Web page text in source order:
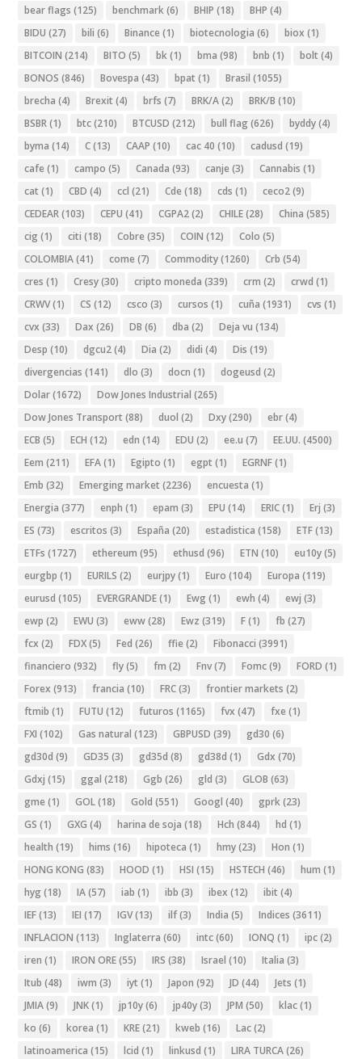
bear flags (125) benchmark(6) BHIP (18) BHP (4)
BIDU (27) bili (6) Binance (1) biotecnologia (6) biox (1)
BITCOIN (214) BITO (5) bk(1) bma (98) bnb (1) bolt (4)
BONOS (846) Bovespa (43) bpat (1) Brasil (1055)
brecha (4) Brexit (4) brfs (7) BRK/A(2) BRK/B (10)
BSBR(1) btc(210) BTCUSD (212) bull flag (626) byddy(4)
byma (14) C(13) CAAP (10) cac 40 (10) cadusd (19)
cafe (1) campo (5) Canada (93) canje (3) Cannabis (1)
cat (1) CBD (4) ccl (21) Cde (18) cds (1) ceco2(9)
CEDEAR(103) CEPU (41) CGPA2(2) CHILE(28) China (585)
cig (1) citi (18) Cobre (35) COIN (12) Colo (5)
COLOMBIA(41) come (7) Commodity(1260) Crb (54)
cres (1) Cresy(30) cripto moneda (339) crm (2) crwd (1)
CRWV(1) CS (12) csco (3) cursos (1) cuña (1931) cvs (1)
cvx (33) Dax (26) DB (6) dba (2) Deja vu (134)
Desp (10) dgcu2(4) Dia (2) didi (4) Dis (19)
divergencias (141) dlo (3) docn (1) dogeusd (2)
Dolar(1672) Dow Jones Industrial (265)
Dow Jones Transport (88) duol (2) Dxy(290) ebr(4)
ECB (5) ECH (12) edn (14) EDU (2) ee.u (7) EE.UU. (4500)
Eem (211) EFA(1) Egipto (1) egpt (1) EGRNF(1)
Emb (32) Emerging market (2236) encuesta (1)
Energia (377) enph (1) epam (3) EPU (14) ERIC(1) Erj (3)
ES (73) escritos (3) España (20) estadistica (158) ETF(13)
ETFs (1727) ethereum (95) ethusd (96) ETN (10) eu10y(5)
eurgbp (1) EURILS (2) eurjpy(1) Euro (104) Europa (119)
eurusd (105) EVERGRANDE(1) Ewg (1) ewh (4) ewj (3)
ewp (2) EWU (3) eww(28) Ewz (319) F(1) fb (27)
fcx (2) FDX(5) Fed (26) ffie (2) Fibonacci (3991)
financiero (932) fly(5) fm (2) Fnv(7) Fomc(9) FORD (1)
Forex (913) francia (10) FRC(3) frontier markets (2)
ftmib (1) FUTU (12) futuros (1165) fvx (47) fxe (1)
FXI (102) Gas natural (123) GBPUSD (39) gd30 (6)
gd30d (9) GD35 (3) gd35d (8) gd38d (1) Gdx (70)
Gdxj (15) ggal (218) Ggb (26) gld (3) GLOB (63)
gme (1) GOL(18) Gold (551) Googl (40) gprk(23)
GS (1) GXG (4) harina de soja (18) Hch (844) hd (1)
health (19) hims (16) hipoteca (1) hmy(23) Hon (1)
HONG KONG (83) HOOD (1) HSI (15) HSTECH (46) hum (1)
hyg (18) IA(57) iab (1) ibb (3) ibex (12) ibit (4)
IEF(13) IEI (17) IGV(13) ilf(3) India (5) Indices (3611)
INFLACION (113) Inglaterra (60) intc(60) IONQ (1) ipc(2)
iren (1) IRON ORE(55) IRS (38) Israel (10) Italia (3)
Itub (48) iwm (3) iyt (1) Japon (92) JD (44) Jets (1)
JMIA(9) JNK(1) jp10y(6) jp40y(3) JPM (50) klac(1)
ko (6) korea (1) KRE(21) kweb (16) Lac(2)
latinoamerica (15) lcid (1) linkusd (1) LIRA TURCA(26)